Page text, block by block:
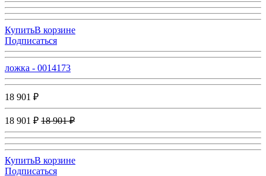
КупитьВ корзине
Подписаться
ложка - 0014173
18 901 ₽
18 901 ₽ 18 901 ₽
КупитьВ корзине
Подписаться